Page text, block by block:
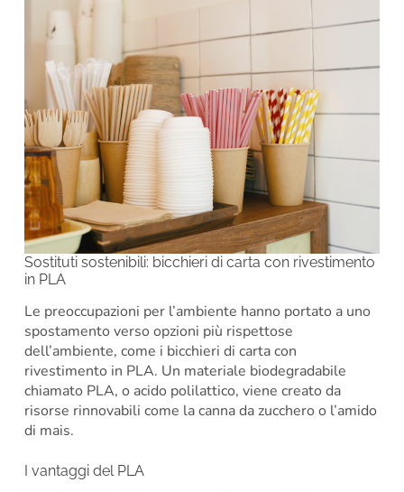
Sostituti sostenibili: bicchieri di carta con rivestimento
in PLA
Le preoccupazioni per l’ambiente hanno portato a uno
spostamento verso opzioni più rispettose
dell’ambiente, come i bicchieri di carta con
rivestimento in PLA. Un materiale biodegradabile
chiamato PLA, o acido polilattico, viene creato da
risorse rinnovabili come la canna da zucchero o l’amido
di mais.
I vantaggi del PLA